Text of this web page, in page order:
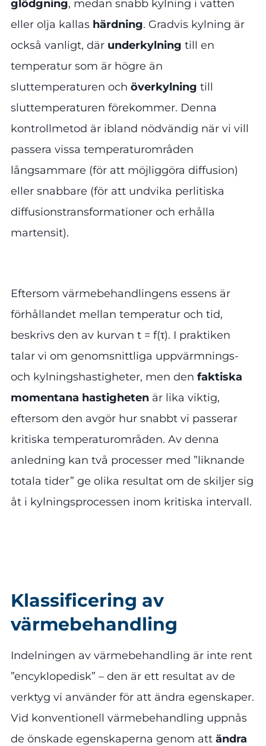
glödgning, medan snabb kylning i vatten
eller olja kallas härdning. Gradvis kylning är
också vanligt, där underkylning till en
temperatur som är högre än
sluttemperaturen och överkylning till
sluttemperaturen förekommer. Denna
kontrollmetod är ibland nödvändig när vi vill
passera vissa temperaturområden
långsammare (för att möjliggöra diffusion)
eller snabbare (för att undvika perlitiska
diffusionstransformationer och erhålla
martensit).
Eftersom värmebehandlingens essens är
förhållandet mellan temperatur och tid,
beskrivs den av kurvan t = f(τ). I praktiken
talar vi om genomsnittliga uppvärmnings-
och kylningshastigheter, men den faktiska
momentana hastigheten är lika viktig,
eftersom den avgör hur snabbt vi passerar
kritiska temperaturområden. Av denna
anledning kan två processer med ”liknande
totala tider” ge olika resultat om de skiljer sig
åt i kylningsprocessen inom kritiska intervall.
Klassificering av
värmebehandling
Indelningen av värmebehandling är inte rent
”encyklopedisk” – den är ett resultat av de
verktyg vi använder för att ändra egenskaper.
Vid konventionell värmebehandling uppnås
de önskade egenskaperna genom att ändra